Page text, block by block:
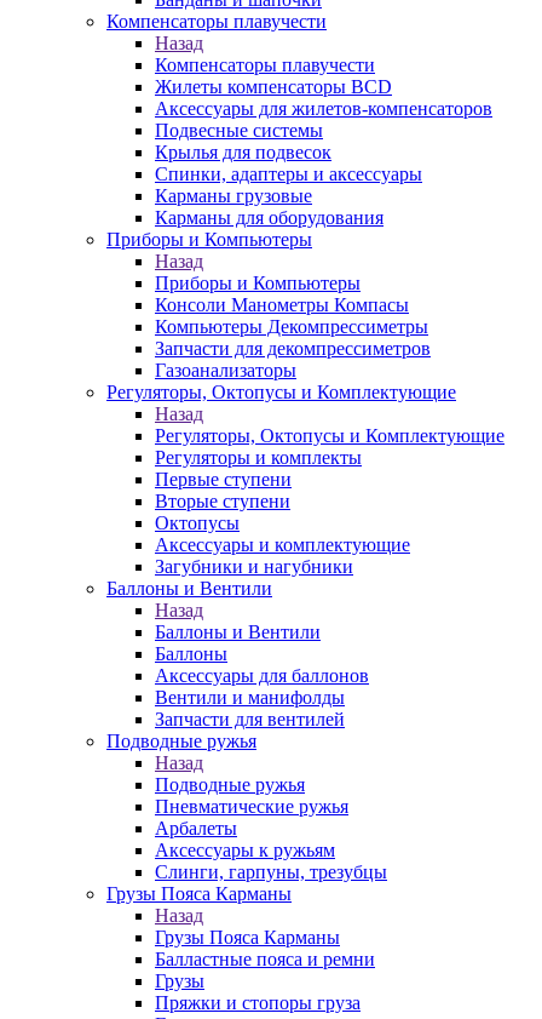
Компенсаторы плавучести
Назад
Компенсаторы плавучести
Жилеты компенсаторы BCD
Аксессуары для жилетов-компенсаторов
Подвесные системы
Крылья для подвесок
Спинки, адаптеры и аксессуары
Карманы грузовые
Карманы для оборудования
Приборы и Компьютеры
Назад
Приборы и Компьютеры
Консоли Манометры Компасы
Компьютеры Декомпрессиметры
Запчасти для декомпрессиметров
Газоанализаторы
Регуляторы, Октопусы и Комплектующие
Назад
Регуляторы, Октопусы и Комплектующие
Регуляторы и комплекты
Первые ступени
Вторые ступени
Октопусы
Аксессуары и комплектующие
Загубники и нагубники
Баллоны и Вентили
Назад
Баллоны и Вентили
Баллоны
Аксессуары для баллонов
Вентили и манифолды
Запчасти для вентилей
Подводные ружья
Назад
Подводные ружья
Пневматические ружья
Арбалеты
Аксессуары к ружьям
Слинги, гарпуны, трезубцы
Грузы Пояса Карманы
Назад
Грузы Пояса Карманы
Балластные пояса и ремни
Грузы
Пряжки и стопоры груза